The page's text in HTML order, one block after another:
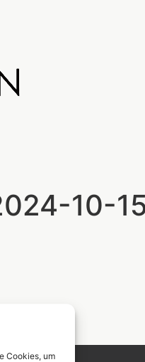
Cookies, um
10-